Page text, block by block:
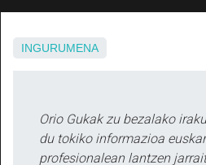
INGURUMENA
Orio Gukak zu bezalako
du tokiko informazioa
profesionalean lantzen